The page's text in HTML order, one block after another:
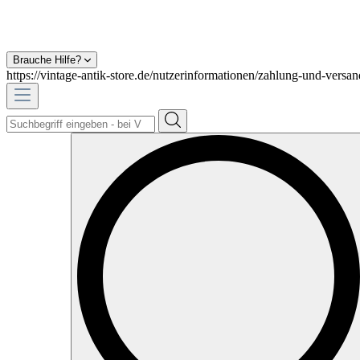
Brauche Hilfe?
https://vintage-antik-store.de/nutzerinformationen/zahlung-und-